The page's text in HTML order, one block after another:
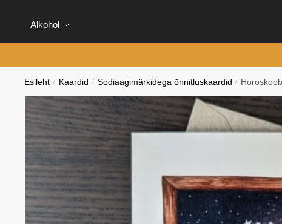
Alkohol
Esileht / Kaardid / Sodiaagimärkidega õnnitluskaardid /